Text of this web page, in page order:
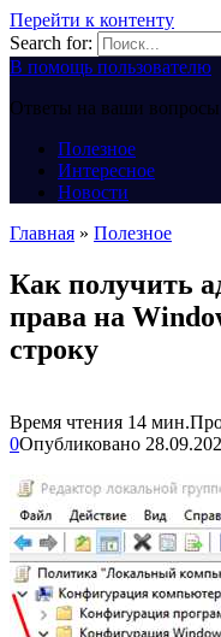
Перейти к контенту
Search for:
В помощь пользователю
Ответы на ваши вопросы
Полезное
Интересное
Новости
Главная » Полезное
Как получить
права на
строку
Время чтения 14 мин.
0Опубликовано